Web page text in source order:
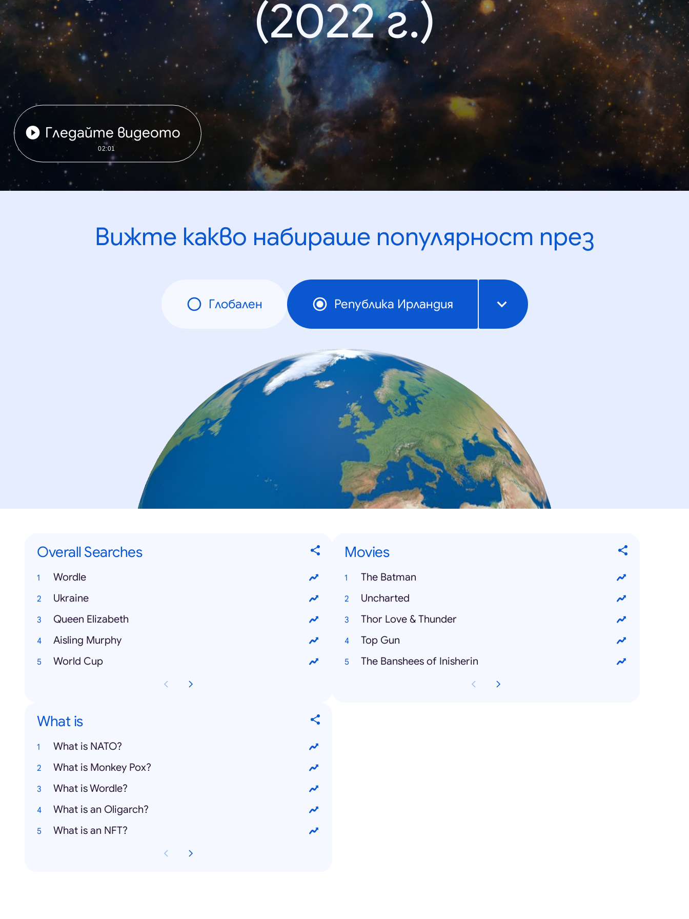
(2022 г.)
Гледайте видеото
02:01
Вижте какво набираше популярност през
Глобален Република Ирландия
Overall Searches
Wordle
Ukraine
Queen Elizabeth
Aisling Murphy
World Cup
Movies
The Batman
Uncharted
Thor Love & Thunder
Top Gun
The Banshees of Inisherin
What is
What is NATO?
What is Monkey Pox?
What is Wordle?
What is an Oligarch?
What is an NFT?